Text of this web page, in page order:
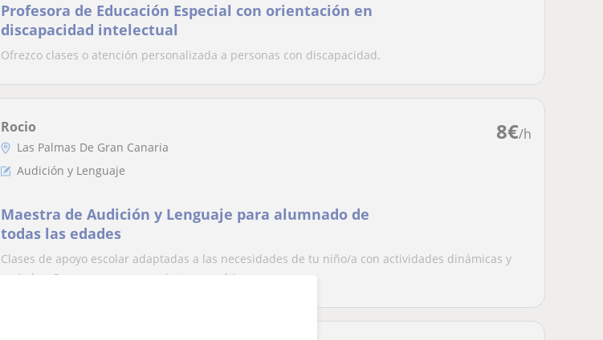
Profesora de Educación Especial con orientación en
discapacidad intelectual
Ofrezco clases o atención personalizada a personas con discapacidad.
8€/h
Rocio
Las Palmas De Gran Canaria
Audición y Lenguaje
Maestra de Audición y Lenguaje para alumnado de
todas las edades
Clases de apoyo escolar adaptadas a las necesidades de tu niño/a con actividades dinámicas y
variadas. Soy una persona paciente, empática y...